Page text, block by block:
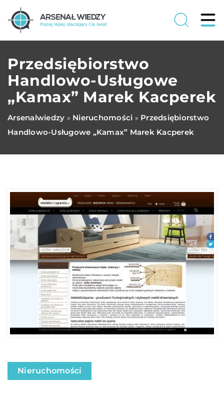
Przedsiębiorstwo
Handlowo-Usługowe
„Kamax” Marek Kacperek
Arsenalwiedzy » Nieruchomości » Przedsiębiorstwo
Handlowo-Usługowe „Kamax” Marek Kacperek
Nieruchomości